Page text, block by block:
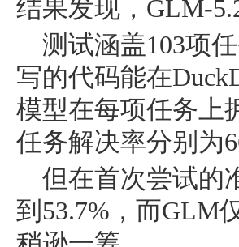
结果发现，GLM-
测试涵盖103项
写的代码能在
模型在每项任务上
任务解决率分别为
但在首次尝试的
到53.7%，而GLM